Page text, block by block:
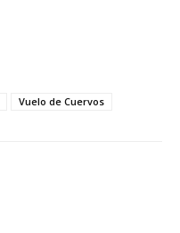
Vuelo de Cuervos